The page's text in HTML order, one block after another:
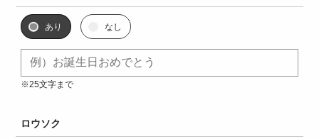
あり なし
※25文字まで
ロウソク